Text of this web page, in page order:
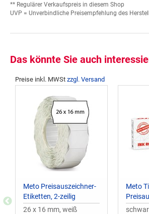
** Regulärer Verkaufspreis in diesem Shop
UVP = Unverbindliche Preisempfehlung des
Das könnte Sie auch
Preise inkl. MWSt zzgl. Versand
Meto Preisauszeichner-
Etiketten, 2-zeilig
26 x 16 mm, weiß
Meto